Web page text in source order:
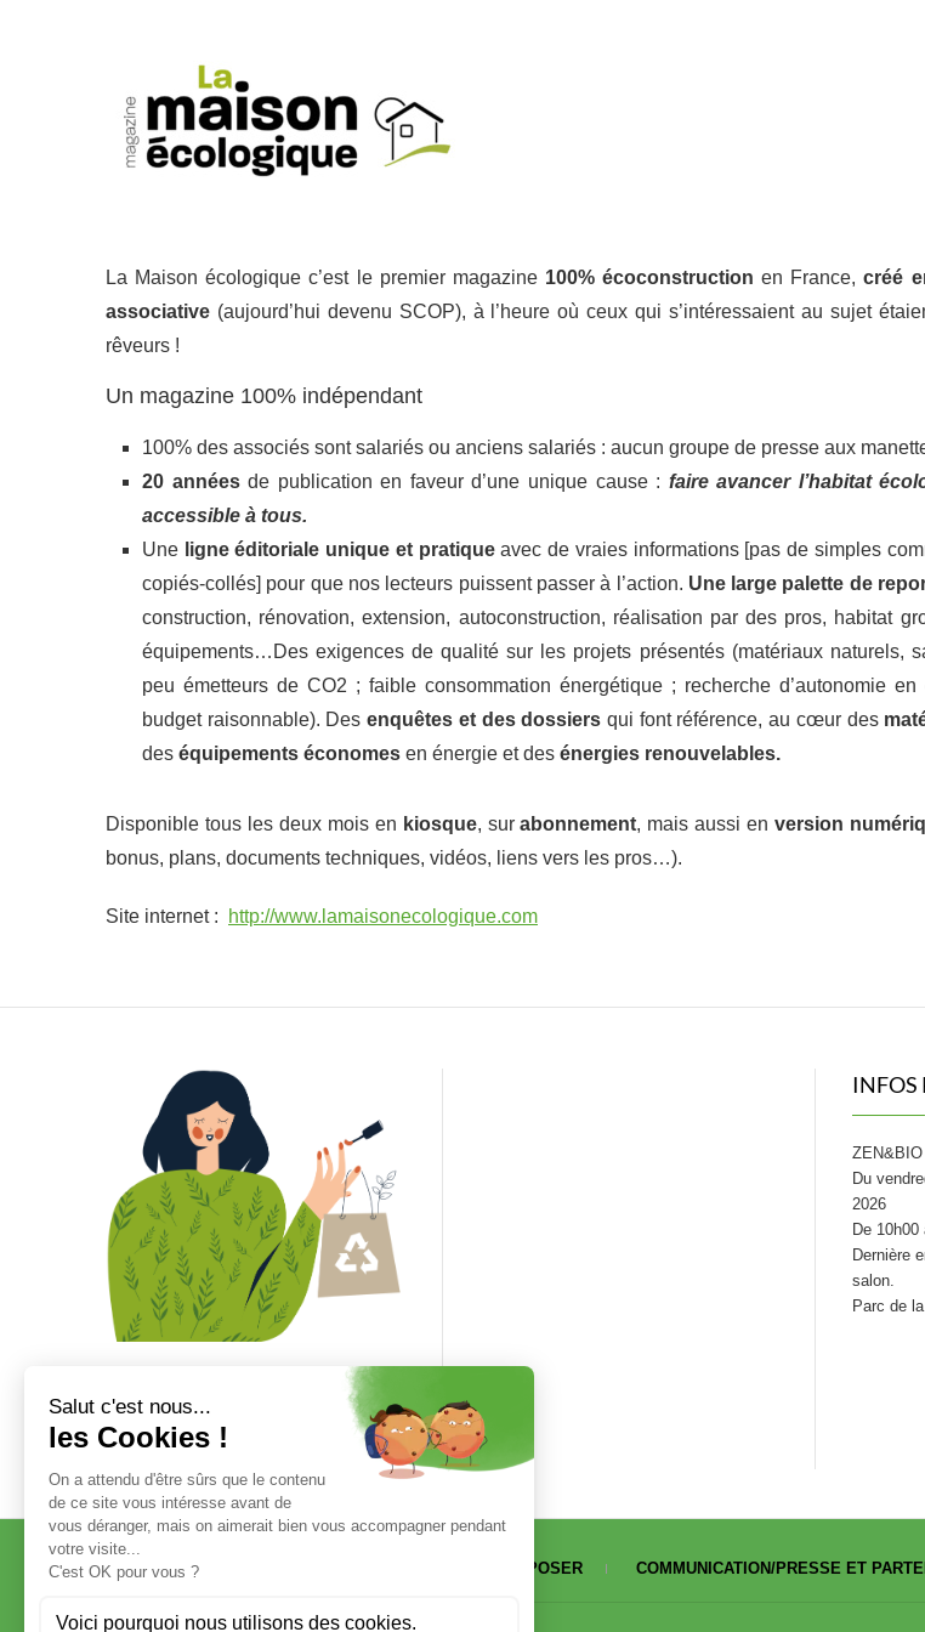
La Maison écologique c’est le premier magazine 100% écoconstruction en France,créé
associative (aujourd’hui devenu SCOP), à l’heure où ceux qui s’intéressaient au sujet
rêveurs !
Un magazine 100% indépendant
100% des associés sont salariés ou anciens salariés : aucun groupe de presse aux
20 annéesde publication en faveur d’une unique cause : faire avancer l’habitat
accessible à tous.
Une ligne éditoriale unique et pratiqueavec de vraies informations [pas de simples
copiés-collés] pour que nos lecteurs puissent passer à l’action. Une large palette de
construction, rénovation, extension, autoconstruction, réalisation par des pros, habitat
équipements…Des exigences de qualité sur les projets présentés (matériaux naturels,
peu émetteurs de CO2 ; faible consommation énergétique ; recherche d’autonomie
budget raisonnable). Desenquêtes et des dossiers qui font référence, au cœur des
des équipements économes en énergie et des énergies renouvelables.
Disponible tous les deux mois en kiosque, surabonnement, mais aussi enversion
bonus, plans, documents techniques, vidéos, liens vers les pros…).
Site internet : http://www.lamaisonecologique.com
INFOS
Du
2026
De
Dernière
salon.
Parc de
EXPOSER COMMUNICATION/PRESSE ET